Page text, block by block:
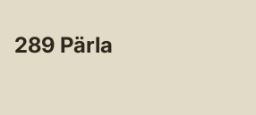
289 Pärla